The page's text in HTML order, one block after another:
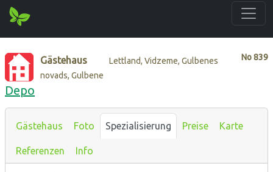
No839
Gästehaus
Lettland, Vidzeme, Gulbenes
novads, Gulbene
Depo
Gästehaus Foto Spezialisierung Preise Karte
Referenzen Info